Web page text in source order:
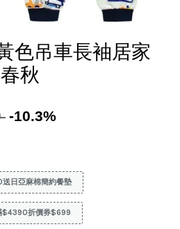
色吊車長袖居家
秋
-10.3%
日亞麻棉簡約餐墊
$4390折價券$699